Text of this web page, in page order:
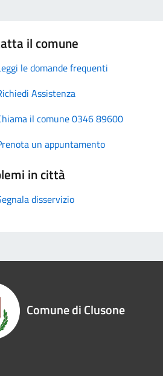
il comune
le domande frequenti
Assistenza
il comune 0346 89600
un appuntamento
in città
disservizio
Comune di Clusone